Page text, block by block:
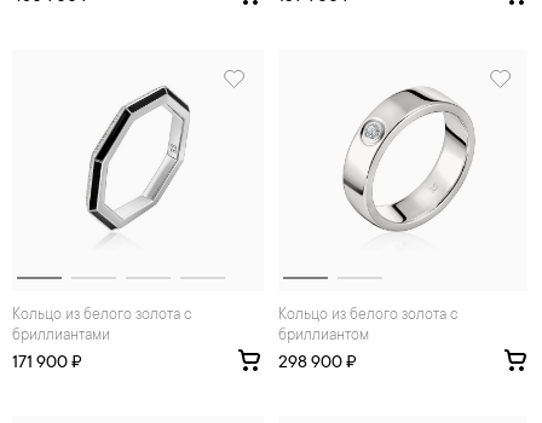
Кольцо из белого золота с
бриллиантами
171 900 ₽
Кольцо из белого золота с
бриллиантом
298 900 ₽